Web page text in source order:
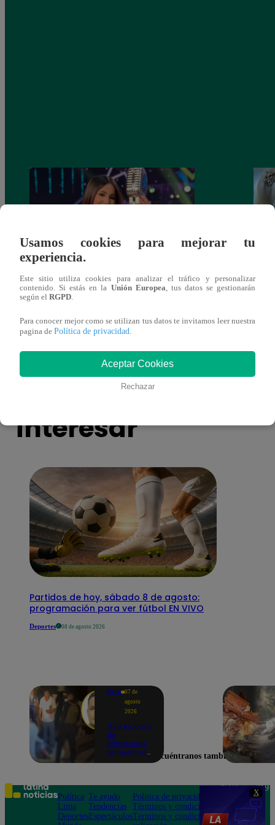
X
¡Imitadora de Laura Pausini se consagró
ganadora de Yo Soy: Nueva Generación!
También te puede
interesar
Partidos de hoy, sábado 8 de agosto:
programación para ver fútbol EN VIVO
Deportes 08 de agosto 2026
Perú 07 de
agosto
2026
Giro en caso
de
empresario
secuestrado
cuentas
Usamos cookies para mejorar tu
experiencia.
Este sitio utiliza cookies para analizar el tráfico y personalizar
contenido. Si estás en la Unión Europea , tus datos se gestionarán
según el RGPD
Para conocer mejor como se utilizan tus datos te invitamos leer nuestra
pagina de Política de privacidad
Aceptar Cookies
Rechazar
Encuéntranos también en
Política
Lima
Deportes
Te ayudo
Tendencias
Espectáculos
Política de privacidad
Términos y condiciones
Términos y condiciones
Teléfono: 219
Av. San
Felipe 968